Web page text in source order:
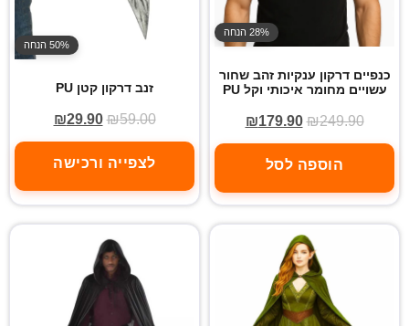
28% הנחה
כנפיים דרקון ענקיות זהב שחור
עשויים מחומר איכותי וקל PU
₪249.90
₪179.90
הוספה לסל
50% הנחה
זנב דרקון קטן PU
₪59.00
₪29.90
לצפייה ורכישה